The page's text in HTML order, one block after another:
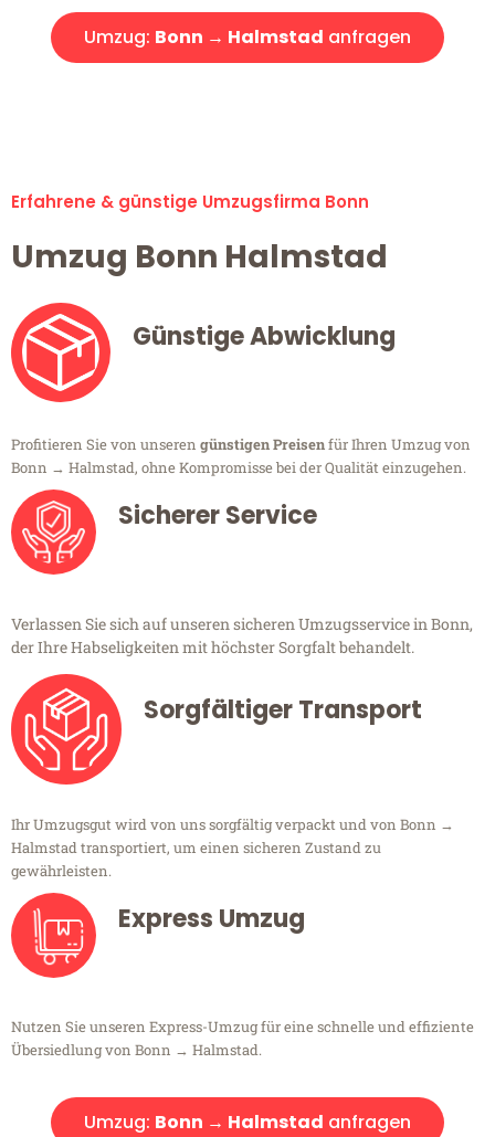
Umzug: Bonn → Halmstad anfragen
Erfahrene & günstige Umzugsfirma Bonn
Umzug Bonn Halmstad
Günstige Abwicklung
Profitieren Sie von unseren günstigen Preisenfür Ihren Umzug von
Bonn → Halmstad, ohne Kompromisse bei der Qualität einzugehen.
Sicherer Service
Verlassen Sie sich auf unseren sicheren Umzugsservice in Bonn,
der Ihre Habseligkeiten mit höchster Sorgfalt behandelt.
Sorgfältiger Transport
Ihr Umzugsgut wird von uns sorgfältig verpackt und von Bonn →
Halmstad transportiert, um einen sicheren Zustand zu
gewährleisten.
Express Umzug
Nutzen Sie unseren Express-Umzug für eine schnelle und effiziente
Übersiedlung von Bonn → Halmstad.
Umzug: Bonn → Halmstad anfragen